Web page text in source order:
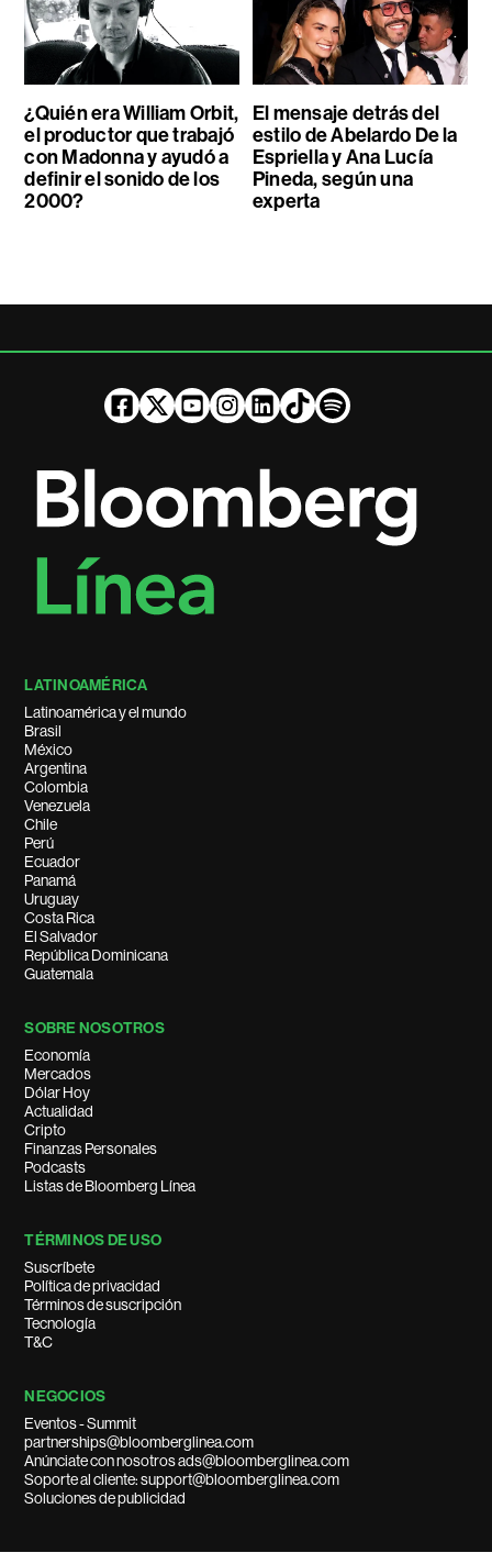
¿Quién era William Orbit,
el productor que trabajó
con Madonna y ayudó a
definir el sonido de los
2000?
El mensaje detrás del
estilo de Abelardo De la
Espriella y Ana Lucía
Pineda, según una
experta
LATINOAMÉRICA
Latinoamérica y el mundo
Brasil
México
Argentina
Colombia
Venezuela
Chile
Perú
Ecuador
Panamá
Uruguay
Costa Rica
El Salvador
República Dominicana
Guatemala
SOBRE NOSOTROS
Economía
Mercados
Dólar Hoy
Actualidad
Cripto
Finanzas Personales
Podcasts
Listas de Bloomberg Línea
TÉRMINOS DE USO
Suscríbete
Política de privacidad
Términos de suscripción
Tecnología
T&C
NEGOCIOS
Eventos - Summit
partnerships@bloomberglinea.com
Anúnciate con nosotros ads@bloomberglinea.com
Soporte al cliente: support@bloomberglinea.com
Soluciones de publicidad